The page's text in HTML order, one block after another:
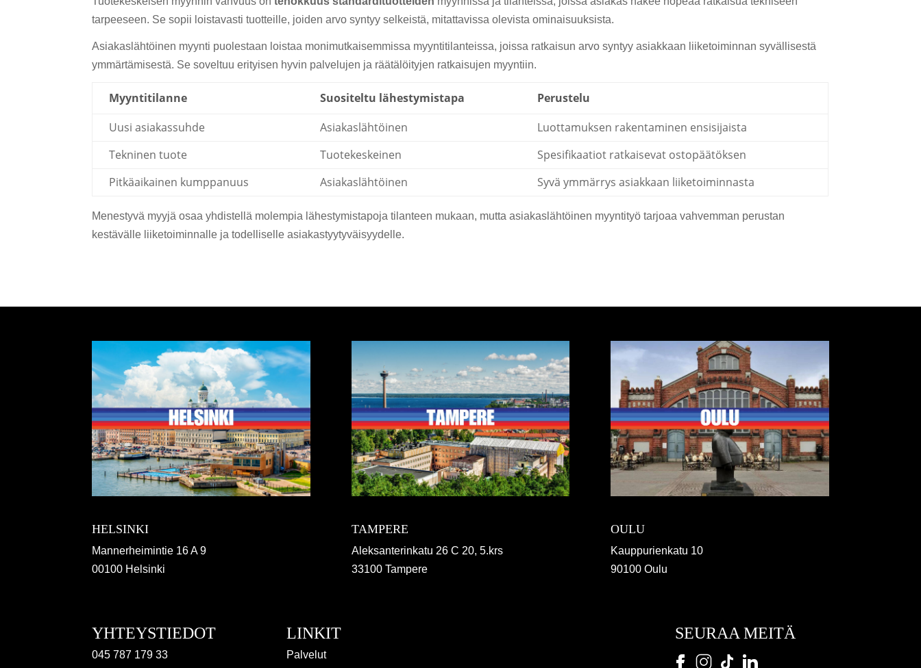
tarpeeseen. Se sopii loistavasti tuotteille, joiden arvo syntyy selkeistä, mitattavissa olevista ominaisuuksista.
Asiakaslähtöinen myynti puolestaan loistaa monimutkaisemmissa myyntitilanteissa, joissa ratkaisun arvo syntyy asiakkaan liiketoiminnan syvällisestä
ymmärtämisestä. Se soveltuu erityisen hyvin palvelujen ja räätälöityjen ratkaisujen myyntiin.
Myyntitilanne Suositeltu lähestymistapa
Perustelu
Uusi asiakassuhde
Asiakaslähtöinen
Luottamuksen rakentaminen ensisijaista
Tekninen tuote
Tuotekeskeinen
Spesifikaatiot ratkaisevat ostopäätöksen
Pitkäaikainen kumppanuus
Asiakaslähtöinen Syvä ymmärrys asiakkaan liiketoiminnasta
Menestyvä myyjä osaa yhdistellä molempia lähestymistapoja tilanteen mukaan, mutta asiakaslähtöinen myyntityö tarjoaa vahvemman perustan
kestävälle liiketoiminnalle ja todelliselle asiakastyytyväisyydelle.
HELSINKI
Mannerheimintie 16 A 9
00100 Helsinki
TAMPERE
Aleksanterinkatu 26 C 20, 5.krs
33100 Tampere
OULU
Kauppurienkatu 10
90100 Oulu
YHTEYSTIEDOT
045 787 179 33
LINKIT
Palvelut
SEURAA MEITÄ